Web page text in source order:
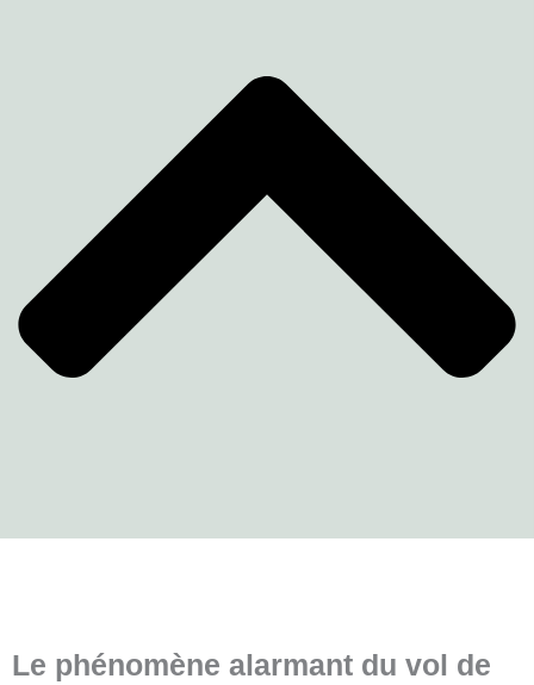
Le phénomène alarmant du vol de